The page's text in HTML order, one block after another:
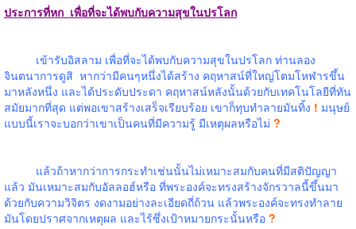
ประการที่หก เพื่อที่จะได้พบกับความสุขในปรโลก
เข้ารับอิสลาม เพื่อที่จะได้พบกับความสุขในปรโลก ท่านลอง
จินตนาการดูสิ หากว่ามีคนๆหนึ่งได้สร้าง คฤหาสน์ที่ใหญ่โตมโหฬารขึ้น
มาหลังหนึ่ง และได้ประดับประดา คฤหาสน์หลังนั้นด้วยกับเทคโนโลยีที่ทัน
สมัยมากที่สุด แต่พอเขาสร้างเสร็จเรียบร้อย เขาก็ทุบทำลายมันทิ้ง ! มนุษย์
แบบนี้เราจะบอกว่าเขาเป็นคนที่มีความรู้ มีเหตุผลหรือไม่ ?
แล้วถ้าหากว่าการกระทำเช่นนั้นไม่เหมาะสมกับคนที่มีสติปัญญา
แล้ว มันเหมาะสมกับอัลลอฮ์หรือ ที่พระองค์จะทรงสร้างจักรวาลนี้ขึ้นมา
ด้วยกับความวิจิตร งดงามอย่างละเอียดถี่ถ้วน แล้วพระองค์จะทรงทำลาย
มันโดยปราศจากเหตุผล และไร้ซึ่งเป้าหมายกระนั้นหรือ ?